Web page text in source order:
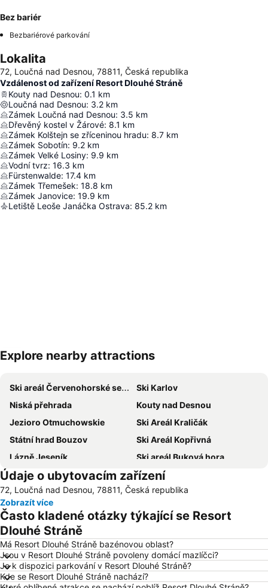
Bez bariér
Bezbariérové parkování
Lokalita
72, Loučná nad Desnou, 78811, Česká republika
Vzdálenost od zařízení Resort Dlouhé Stráně
Kouty nad Desnou: 0.1 km
Loučná nad Desnou: 3.2 km
Zámek Loučná nad Desnou: 3.5 km
Dřevěný kostel v Žárové: 8.1 km
Zámek Kolštejn se zříceninou hradu: 8.7 km
Zámek Sobotín: 9.2 km
Zámek Velké Losiny: 9.9 km
Vodní tvrz: 16.3 km
Fürstenwalde: 17.4 km
Zámek Třemešek: 18.8 km
Zámek Janovice: 19.9 km
Letiště Leoše Janáčka Ostrava: 85.2 km
Explore nearby attractions
Ski areál Červenohorské sedlo
Ski Karlov
Niská přehrada
Kouty nad Desnou
Jezioro Otmuchowskie
Ski Areál Kraličák
Státní hrad Bouzov
Ski Areál Kopřivná
Lázně Jeseník
Ski areál Buková hora
Skiareál Říčky
Praděd – Malá Morávka (Ski Karlov)
Resort Dolní Morava
Kraličák – Hynčice pod Sušinou/Stříbrnice
Rychlebské stezky
Lyžařský areál Praděd
Ski areál Ramzová
Červenohorské sedlo
Paprsek – Velké Vrbno
U Pekina – Zlaté Hory-Dolní Údolí
Czarna Góra Resort
Ski Kunčice
Skipark Filipovice
Údaje o ubytovacím zařízení
72, Loučná nad Desnou, 78811, Česká republika
Zobrazít více
Často kladené otázky týkající se Resort
Dlouhé Stráně
Má Resort Dlouhé Stráně bazénovou oblast?
Jsou v Resort Dlouhé Stráně povoleny domácí mazlíčci?
Je k dispozici parkování v Resort Dlouhé Stráně?
Kde se Resort Dlouhé Stráně nachází?